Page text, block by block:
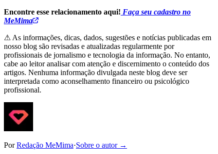
Encontre esse relacionamento aqui! Faça seu cadastro no
MeMima
⚠ As informações, dicas, dados, sugestões e notícias publicadas em
nosso blog são revisadas e atualizadas regularmente por
profissionais de jornalismo e tecnologia da informação. No entanto,
cabe ao leitor analisar com atenção e discernimento o conteúdo dos
artigos. Nenhuma informação divulgada neste blog deve ser
interpretada como aconselhamento financeiro ou psicológico
profissional.
PorRedação MeMima·Sobre o autor →